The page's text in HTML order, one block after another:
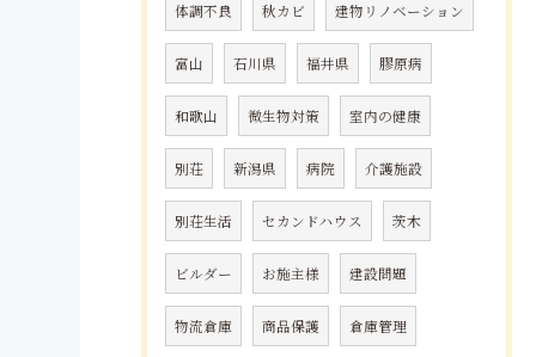
体調不良 秋カビ 建物リノベーション
富山 石川県 福井県 膠原病
和歌山 微生物対策 室内の健康
別荘 新潟県 病院 介護施設
別荘生活 セカンドハウス 茨木
ビルダー お施主様 建設問題
物流倉庫 商品保護 倉庫管理